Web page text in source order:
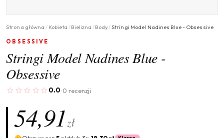
Strona główna / Kobieta /Bielizna /Body/Stringi Model Nadines Blue - Obsessive
OBSESSIVE
Stringi Model Nadines Blue -
Obsessive
0.0· 0 recenzji
54,91zł